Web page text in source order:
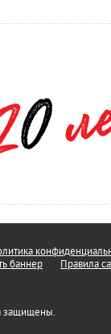
баннер Правила
защищены.